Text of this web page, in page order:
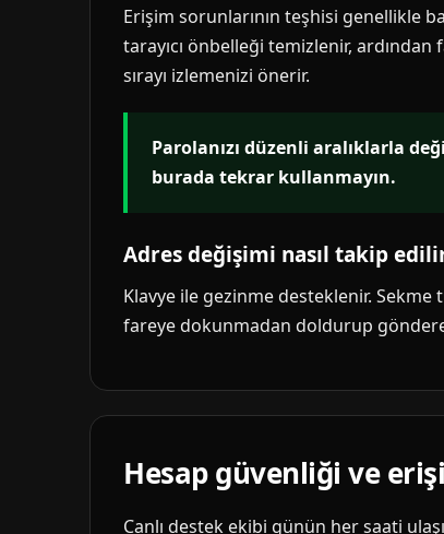
Erişim sorunlarının teşhisi genellikle
tarayıcı önbelleği temizlenir, ardından
sırayı izlemenizi önerir.
Parolanızı düzenli aralıklarla
burada tekrar kullanmayın.
Adres değişimi nasıl takip
Klavye ile gezinme desteklenir.
fareye dokunmadan doldurup
Hesap güvenliği ve
Canlı destek ekibi günün her saati